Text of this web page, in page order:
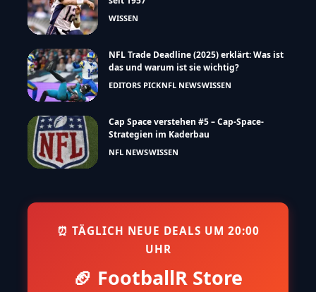
WISSEN
NFL Trade Deadline (2025) erklärt: Was ist
das und warum ist sie wichtig?
EDITORS PICKNFL NEWSWISSEN
Cap Space verstehen #5 – Cap-Space-
Strategien im Kaderbau
NFL NEWSWISSEN
⏰ TÄGLICH NEUE DEALS UM 20:00
UHR
🏈 FootballR Store